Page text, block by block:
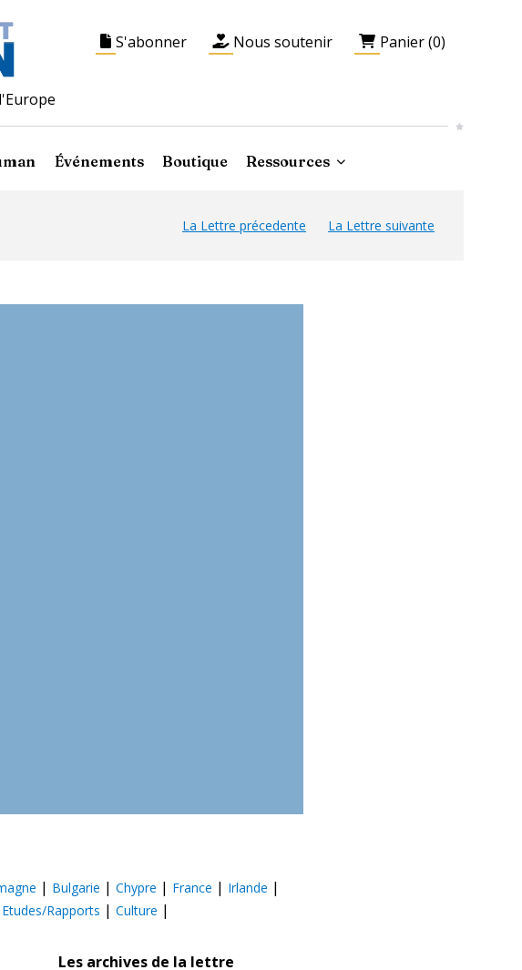
S'abonner Nous soutenir Panier (0)
Événements Boutique Ressources
La Lettre précedente La Lettre suivante
| Bulgarie | Chypre | France | Irlande |
Etudes/Rapports | Culture |
Les archives de la lettre